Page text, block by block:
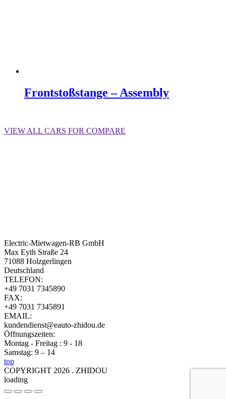
Frontstoßstange – Assembly
VIEW ALL CARS FOR COMPARE
Electric-Mietwagen-RB GmbH
Max Eyth Straße 24
71088 Holzgerlingen
Deutschland
TELEFON:
+49 7031 7345890
FAX:
+49 7031 7345891
EMAIL:
kundendienst@eauto-zhidou.de
Öffnungszeiten:
Montag - Freitag : 9 - 18
Samstag: 9 – 14
top
COPYRIGHT 2026 . ZHIDOU
loading